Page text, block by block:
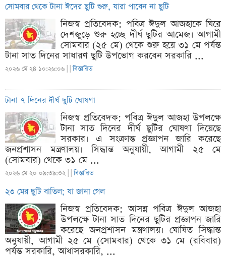
সোমবার থেকে টানা ঈদের ছুটি শুরু, যারা পাবেন না ছুটি
নিজস্ব প্রতিবেদক: পবিত্র ঈদুল আজহাকে ঘিরে
দেশজুড়ে শুরু হচ্ছে দীর্ঘ ছুটির আমেজ। আগামী
সোমবার (২৫ মে) থেকে শুরু হয়ে ৩১ মে পর্যন্ত
টানা সাত দিনের সাধারণ ছুটি উপভোগ করবেন সরকারি ...
২০২৬ মে ২৪ ১০:২৬:০৬ | |বিস্তারিত
টানা ৭ দিনের দীর্ঘ ছুটি ঘোষণা
নিজস্ব প্রতিবেদক: পবিত্র ঈদুল আজহা উপলক্ষে
টানা সাত দিনের দীর্ঘ ছুটির ঘোষণা দিয়েছে
সরকার। এ সংক্রান্ত প্রজ্ঞাপন জারি করেছে
জনপ্রশাসন মন্ত্রণালয়। সিদ্ধান্ত অনুযায়ী, আগামী ২৫ মে
(সোমবার) থেকে ৩১ মে ...
২০২৬ মে ২০ ০৯:৩৯:৩২ | |বিস্তারিত
২৩ মের ছুটি বাতিল; যা জানা গেল
নিজস্ব প্রতিবেদক: আসন্ন পবিত্র ঈদুল আজহা
উপলক্ষে টানা সাত দিনের ছুটির প্রজ্ঞাপন জারি
করেছে জনপ্রশাসন মন্ত্রণালয়। ঘোষিত সিদ্ধান্ত
অনুযায়ী, আগামী ২৫ মে (সোমবার) থেকে ৩১ মে (রবিবার)
পর্যন্ত সরকারি, আধাসরকারি, ...